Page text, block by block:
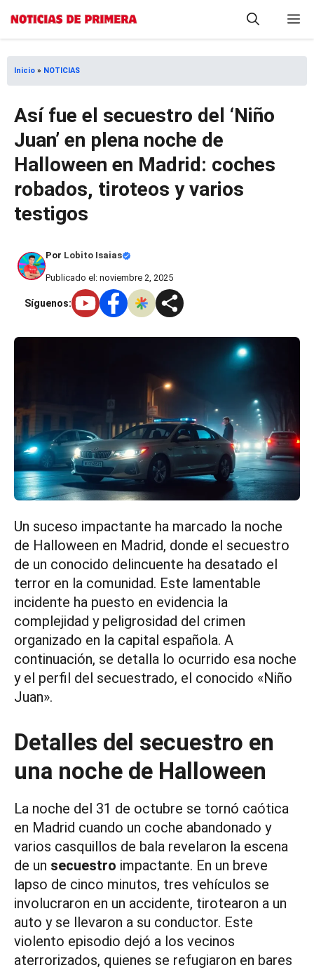
Saltar
contenido
Inicio » NOTICIAS
Así fue el secuestro del ‘Niño
Juan’ en plena noche de
Halloween en Madrid: coches
robados, tiroteos y varios
testigos
Por Lobito Isaias
Publicado el: noviembre 2, 2025
Síguenos:
Un suceso impactante ha marcado la noche
de Halloween en Madrid, donde el secuestro
de un conocido delincuente ha desatado el
terror en la comunidad. Este lamentable
incidente ha puesto en evidencia la
complejidad y peligrosidad del crimen
organizado en la capital española. A
continuación, se detalla lo ocurrido esa noche
y el perfil del secuestrado, el conocido «Niño
Juan».
Detalles del secuestro en
una noche de Halloween
La noche del 31 de octubre se tornó caótica
en Madrid cuando un coche abandonado y
varios casquillos de bala revelaron la escena
de un secuestro impactante. En un breve
lapso de cinco minutos, tres vehículos se
involucraron en un accidente, tirotearon a un
auto y se llevaron a su conductor. Este
violento episodio dejó a los vecinos
aterrorizados, quienes se refugiaron en bares